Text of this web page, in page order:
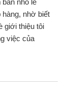
hàng, nhờ biết
giới thiệu tôi
việc của